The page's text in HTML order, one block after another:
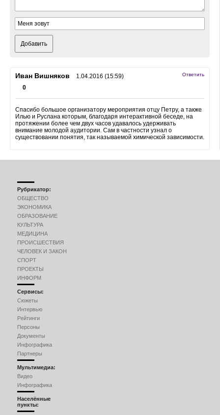
Добавить
Ответить
Иван Вишняков
1.04.2016 (15:59)
0
Спасибо большое организатору мероприятия отцу Петру, а также
Илью и Руслана которым, благодаря интерактивной беседе, на
протяжении более чем двух часов удавалось удерживать
внимание молодой аудитории. Сам в частности узнал о
существовании понятия, так называемой химической зависимости.
Рубрикатор:
ОБЩЕСТВО
ЭКОНОМИКА
ОБРАЗОВАНИЕ
КУЛЬТУРА
МЕДИЦИНА
ПРОИСШЕСТВИЯ
ЧЕЛОВЕК И ЗАКОН
СПОРТ
ПРОЕКТЫ
ИНФОРМ
Сервисы:
Сюжеты
Интервью
Рейтинги
Персоны
Документы
Инфографика
Партнеры
Мультимедиа:
Видео
Инфографика
Населённые
пункты: